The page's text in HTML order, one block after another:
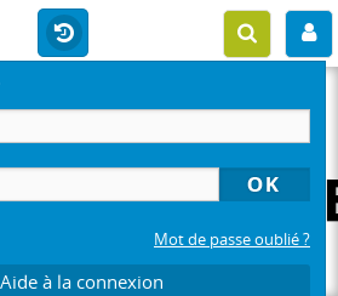
Mot de passe oublié ?
Aide à la connexion